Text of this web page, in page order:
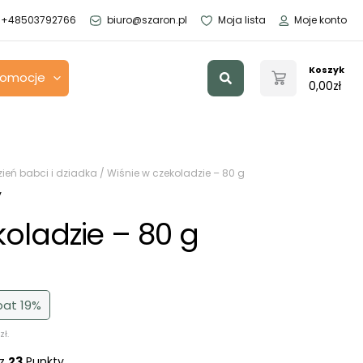
+48503792766 biuro@szaron.pl Moja lista Moje konto
Szukaj Koszyk
0,00zł
babci i dziadka / Wiśnie w czekoladzie – 80 g
– 80 g
zł.
19%